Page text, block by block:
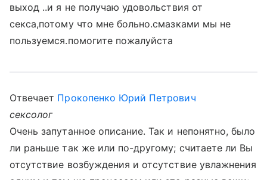
выход ..и я не получаю удовольствия от
секса,потому что мне больно.смазками мы не
пользуемся.помогите пожалуйста
Отвечает Прокопенко Юрий Петрович
сексолог
Очень запутанное описание. Так и непонятно, было
ли раньше так же или по-другому; считаете ли Вы
отсутствие возбуждения и отсутствие увлажнения